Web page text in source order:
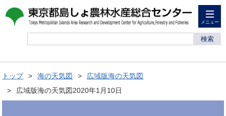
メニュー
検索
トップ 海の天気図
広域版海の天気図
広域版海の天気図2020年1月10日